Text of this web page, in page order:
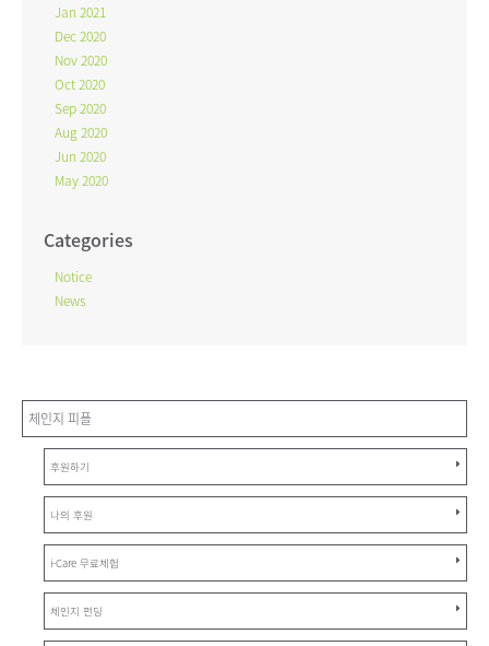
Jan 2021
Dec 2020
Nov 2020
Oct 2020
Sep 2020
Aug 2020
Jun 2020
May 2020
Categories
Notice
News
체인지 피플
후원하기
나의 후원
i-Care 무료체험
체인지 펀딩